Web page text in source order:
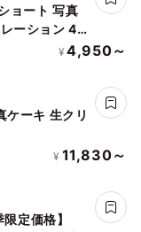
ョート 写真
ーション 4
でオリジナ
¥ 4,950～
ケーキ 生クリ
¥ 11,830～
定価格】